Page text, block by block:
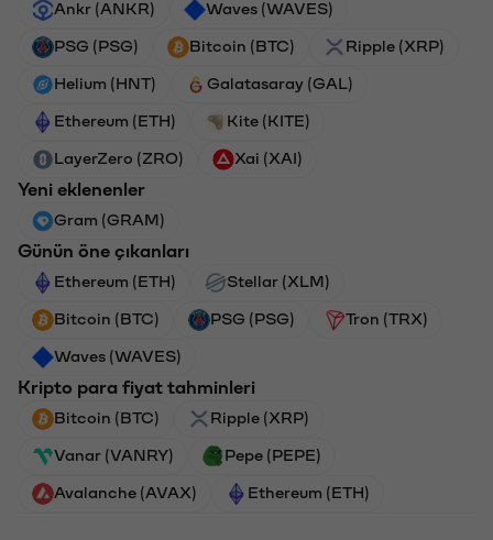
Ankr (ANKR) Waves (WAVES)
PSG (PSG) Bitcoin (BTC) Ripple (XRP)
Helium (HNT) Galatasaray (GAL)
Ethereum (ETH) Kite (KITE)
LayerZero (ZRO) Xai (XAI)
Yeni eklenenler
Gram (GRAM)
Günün öne çıkanları
Ethereum (ETH) Stellar (XLM)
Bitcoin (BTC) PSG (PSG) Tron (TRX)
Waves (WAVES)
Kripto para fiyat tahminleri
Bitcoin (BTC) Ripple (XRP)
Vanar (VANRY) Pepe (PEPE)
Avalanche (AVAX) Ethereum (ETH)